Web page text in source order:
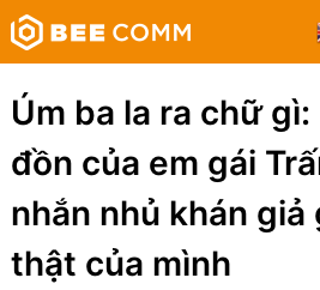
Skip
to
content
Bee
Comm
Truyền
thông
phương
tiện
Úm ba la ra chữ
đồn của em gái
nhắn nhủ khán
thật của mình